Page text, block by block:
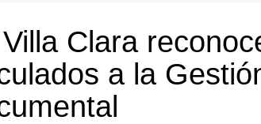
Clara
a la